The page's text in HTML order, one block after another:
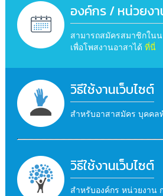
องค์กร / หน่วยง
สามารถสมัครสมาชิกใน
เพื่อโพสงานอาสาได้ ที่นี่
วิธีใช้งานเว็บไซต์
สำหรับอาสาสมัคร บุคคล
วิธีใช้งานเว็บไซต์
สำหรับองค์กร หน่วยงาน